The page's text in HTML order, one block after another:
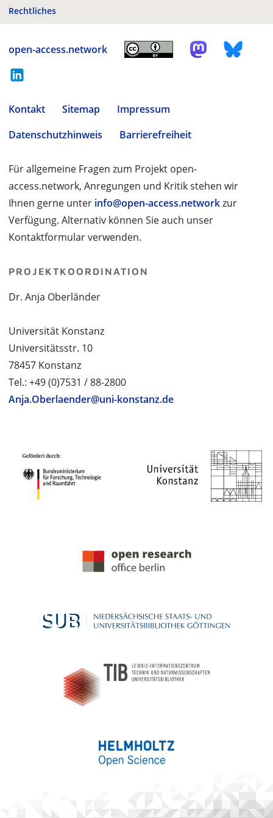
Rechtliches
open-access.network
Kontakt Sitemap
Impressum
Datenschutzhinweis
Barrierefreiheit
Für allgemeine Fragen zum Projekt open-
access.network, Anregungen und Kritik stehen wir
Ihnen gerne unter info@open-access.networkzur
Verfügung. Alternativ können Sie auch unser
Kontaktformular verwenden.
PROJEKTKOORDINATION
Dr. Anja Oberländer
Universität Konstanz
Universitätsstr. 10
78457 Konstanz
Tel.: +49 (0)7531 / 88-2800
Anja.Oberlaender@uni-konstanz.de